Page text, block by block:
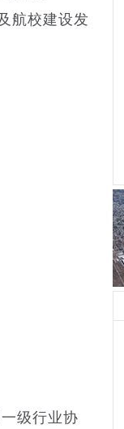
航校建设发
级行业协